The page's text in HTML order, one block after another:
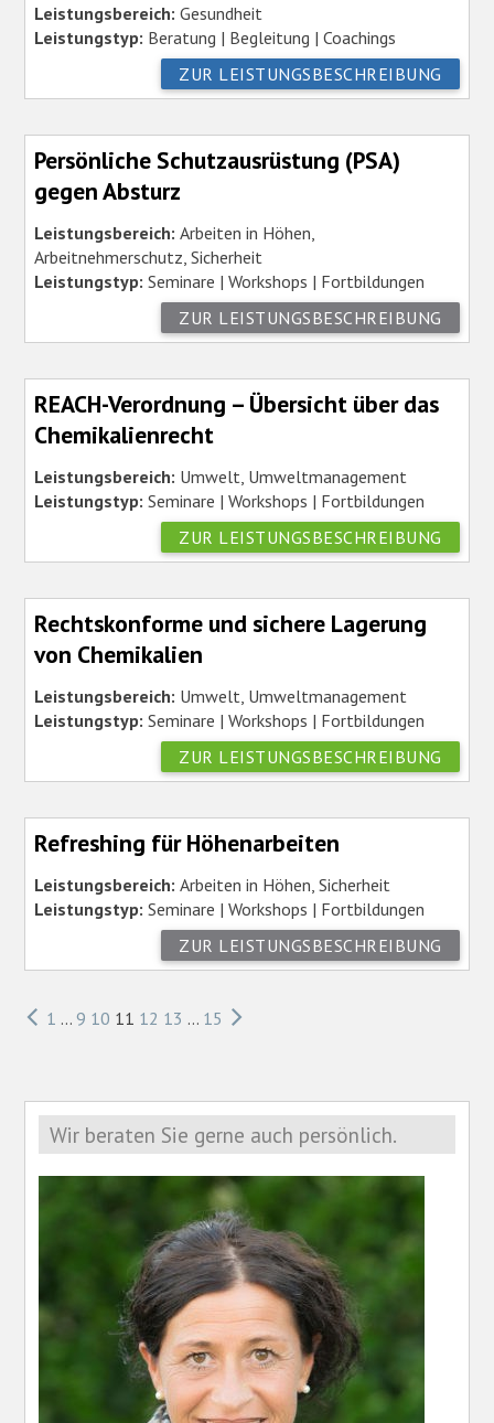
Leistungsbereich:Gesundheit
Leistungstyp: Beratung | Begleitung | Coachings
ZUR LEISTUNGSBESCHREIBUNG
Persönliche Schutzausrüstung (PSA)
gegen Absturz
Leistungsbereich:Arbeiten in Höhen,
Arbeitnehmerschutz, Sicherheit
Leistungstyp:Seminare | Workshops | Fortbildungen
ZUR LEISTUNGSBESCHREIBUNG
REACH-Verordnung – Übersicht über das
Chemikalienrecht
Leistungsbereich: Umwelt, Umweltmanagement
Leistungstyp:Seminare | Workshops | Fortbildungen
ZUR LEISTUNGSBESCHREIBUNG
Rechtskonforme und sichere Lagerung
von Chemikalien
Leistungsbereich: Umwelt, Umweltmanagement
Leistungstyp:Seminare | Workshops | Fortbildungen
ZUR LEISTUNGSBESCHREIBUNG
Refreshing für Höhenarbeiten
Leistungsbereich:Arbeiten in Höhen, Sicherheit
Leistungstyp:Seminare | Workshops | Fortbildungen
ZUR LEISTUNGSBESCHREIBUNG
1 … 9 10 11 12 13 … 15
Wir beraten Sie gerne auch persönlich.